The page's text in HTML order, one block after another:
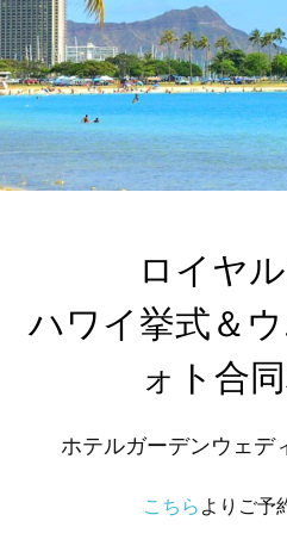
ロイヤ
ハワイ挙式＆
ォト合
ホテルガーデンウェデ
こちら よりご予